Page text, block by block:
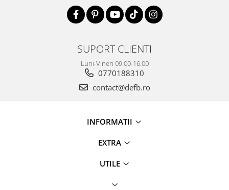
SUPORT CLIENTI
Luni-Vineri 09.00-16.00
0770188310
contact@defb.ro
INFORMATII
EXTRA
UTILE